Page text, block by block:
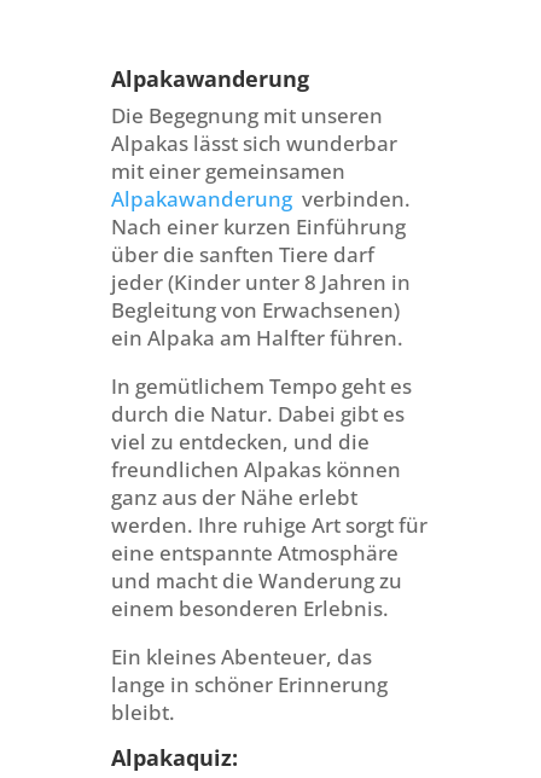
Alpakawanderung
Die Begegnung mit unseren
Alpakas lässt sich wunderbar
mit einer gemeinsamen
Alpakawanderung verbinden.
Nach einer kurzen Einführung
über die sanften Tiere darf
jeder (Kinder unter 8 Jahren in
Begleitung von Erwachsenen)
ein Alpaka am Halfter führen.
In gemütlichem Tempo geht es
durch die Natur. Dabei gibt es
viel zu entdecken, und die
freundlichen Alpakas können
ganz aus der Nähe erlebt
werden. Ihre ruhige Art sorgt für
eine entspannte Atmosphäre
und macht die Wanderung zu
einem besonderen Erlebnis.
Ein kleines Abenteuer, das
lange in schöner Erinnerung
bleibt.
Alpakaquiz: